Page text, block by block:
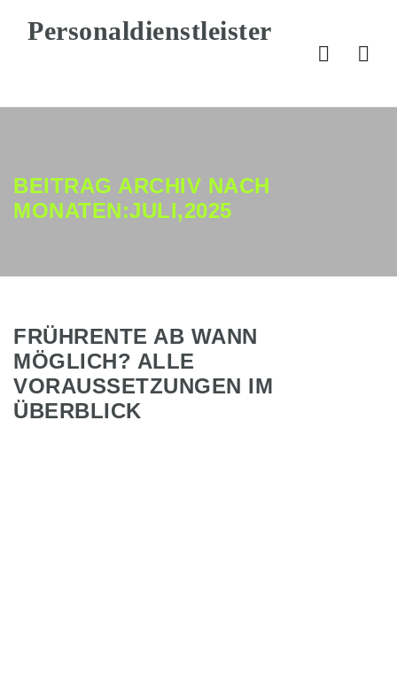
BEITRAG ARCHIV NACH
MONATEN:JULI,2025
FRÜHRENTE AB WANN
MÖGLICH? ALLE
VORAUSSETZUNGEN IM
ÜBERBLICK